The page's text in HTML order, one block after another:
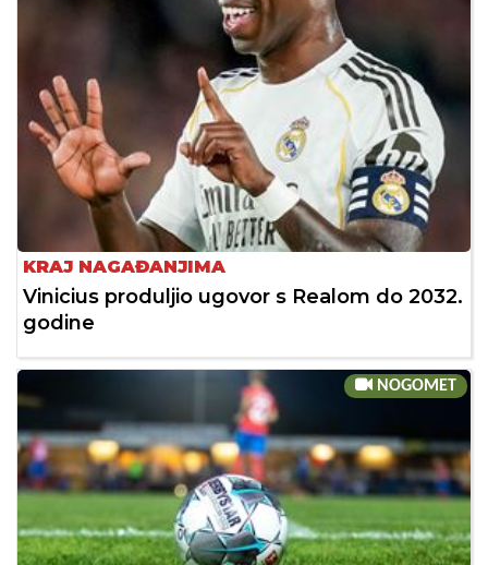
KRAJ NAGAĐANJIMA
Vinicius produljio ugovor s Realom do 2032.
godine
NOGOMET